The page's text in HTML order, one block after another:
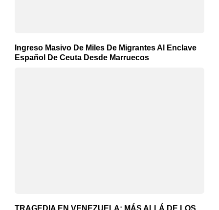
Ingreso Masivo De Miles De Migrantes Al Enclave
Español De Ceuta Desde Marruecos